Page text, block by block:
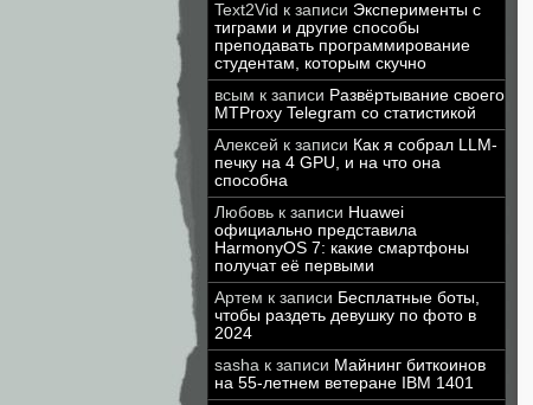
Text2Vid к записи Эксперименты с
тиграми и другие способы
преподавать программирование
студентам, которым скучно
всым к записи Развёртывание своего
MTProxy Telegram со статистикой
Алексей к записи Как я собрал LLM-
печку на 4 GPU, и на что она
способна
Любовь к записи Huawei
официально представила
HarmonyOS 7: какие смартфоны
получат её первыми
Артем к записи Бесплатные боты,
чтобы раздеть девушку по фото в
2024
sasha к записи Майнинг биткоинов
на 55-летнем ветеране IBM 1401